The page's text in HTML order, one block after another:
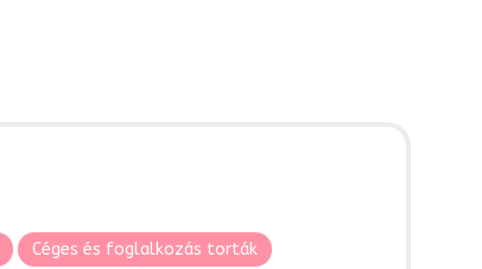
Céges és foglalkozás torták